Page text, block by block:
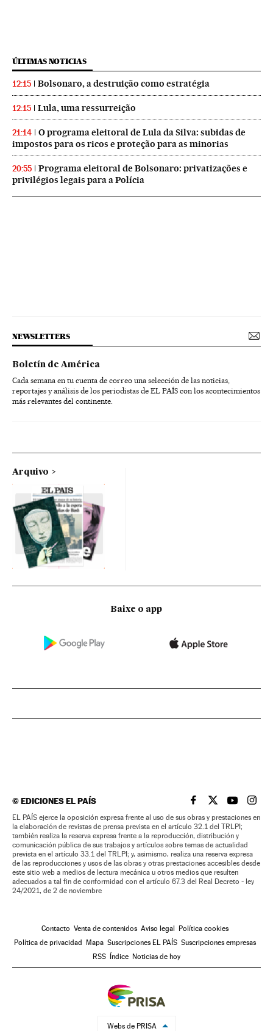
ÚLTIMAS NOTICIAS
12:15 Bolsonaro, a destruição como estratégia
12:15 Lula, uma ressurreição
21:14
O programa eleitoral de Lula da Silva: subidas de
impostos para os ricos e proteção para as minorias
20:55
Programa eleitoral de Bolsonaro: privatizações e
privilégios legais para a Polícia
NEWSLETTERS
Boletín de América
Cada semana en tu cuenta de correo una selección de las noticias,
reportajes y análisis de los periodistas de EL PAÍS con los acontecimientos
más relevantes del continente.
Arquivo
Baixe o app
©EDICIONES EL PAÍS EL PAÍS BRASIL EN
EL PAÍSEL PAÍS
EL
EL PAÍS ejerce la oposición expresa frente al uso de sus obras y prestaciones en
la elaboración de revistas de prensa prevista en el artículo 32.1 del TRLPI;
también realiza la reserva expresa frente a la reproducción, distribución y
comunicación pública de sus trabajos y artículos sobre temas de actualidad
prevista en el artículo 33.1 del TRLPI; y, asimismo, realiza una reserva expresa
de las reproducciones y usos de las obras y otras prestaciones accesibles desde
este sitio web a medios de lectura mecánica u otros medios que resulten
adecuados a tal fin de conformidad con el artículo 67.3 del Real Decreto - ley
24/2021, de 2 de noviembre
Contacto Venta de contenidos Aviso legal Política cookies
Política de privacidad Mapa Suscripciones EL PAÍS Suscripciones empresas
RSS Índice Noticias de hoy
Webs de PRISA